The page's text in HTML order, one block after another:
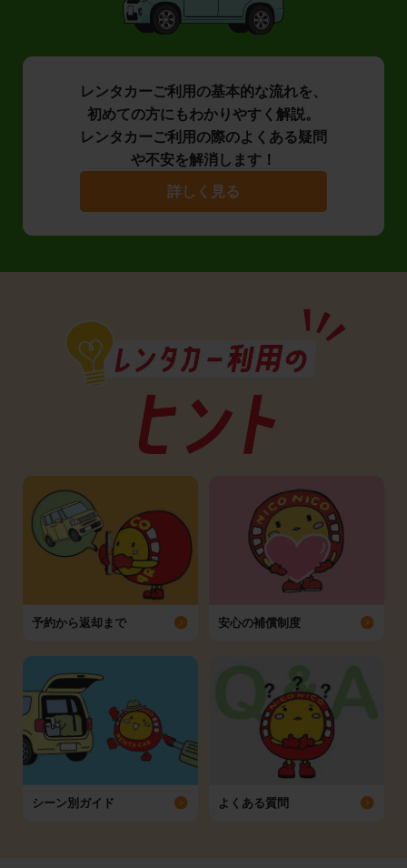
レンタカーご利用の基本的な流れを、
初めての方にもわかりやすく解説。
レンタカーご利用の際のよくある疑問
や不安を解消します！
詳しく見る
予約から返却まで 安心の補償制度
シーン別ガイド よくある質問